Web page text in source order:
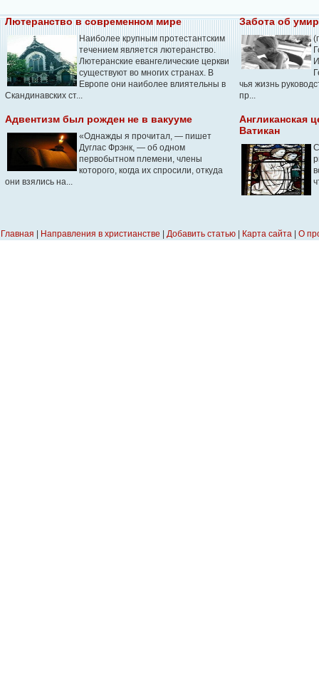
Лютеранство в современном мире
Наиболее крупным протестантским
течением является лютеранство.
Лютеранские евангелические церкви
существуют во многих странах. В
Европе они наиболее влиятельны в
Скандинавских ст...
Забота об
чья жизнь
пр...
Адвентизм был рожден не в вакууме
«Однажды я прочитал, — пишет
Дуглас Фрэнк, — об одном
первобытном племени, члены
которого, когда их спросили, откуда
они взялись на...
Англиканская
Ватикан
Главная Направления в христианстве Добавить статью Карта сайта О